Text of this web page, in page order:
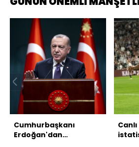
Cumhurbaşkanı
Erdoğan'dan